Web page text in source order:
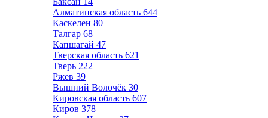
Алматинская область 644
Каскелен 80
Талгар 68
Капшагай 47
Тверская область 621
Тверь 222
Ржев 39
Вышний Волочёк 30
Кировская область 607
Киров 378